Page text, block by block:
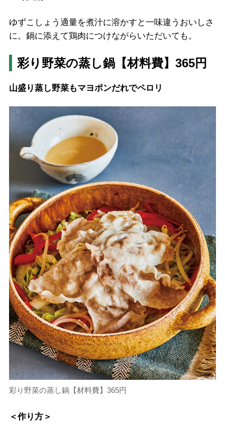
ゆずこしょう適量を煮汁に溶かすと一味違うおいしさ
に。鍋に添えて鶏肉につけながらいただいても。
彩り野菜の蒸し鍋【材料費】365円
山盛り蒸し野菜もマヨポンだれでペロリ
彩り野菜の蒸し鍋【材料費】365円
＜作り方＞